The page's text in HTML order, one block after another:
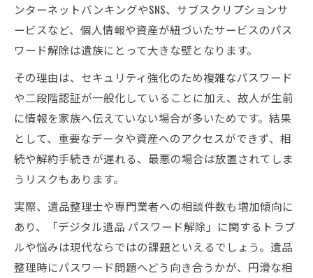
ンターネットバンキングやSNS、サブスクリプションサ
ービスなど、個人情報や資産が紐づいたサービスのパス
ワード解除は遺族にとって大きな壁となります。
その理由は、セキュリティ強化のため複雑なパスワード
や二段階認証が一般化していることに加え、故人が生前
に情報を家族へ伝えていない場合が多いためです。結果
として、重要なデータや資産へのアクセスができず、相
続や解約手続きが遅れる、最悪の場合は放置されてしま
うリスクもあります。
実際、遺品整理士や専門業者への相談件数も増加傾向に
あり、「デジタル遺品 パスワード解除」に関するトラブ
ルや悩みは現代ならではの課題といえるでしょう。遺品
整理時にパスワード問題へどう向き合うかが、円滑な相